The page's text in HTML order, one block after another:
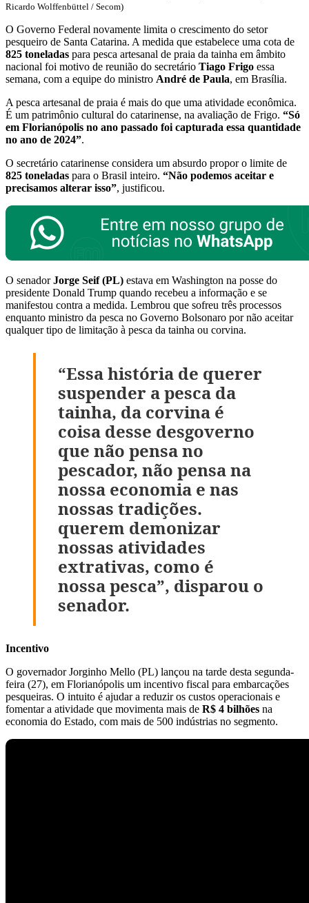
Ricardo Wolffenbüttel / Secom)
O Governo Federal novamente limita o crescimento do setor
pesqueiro de Santa Catarina. A medida que estabelece uma cota de
825 toneladas para pesca artesanal de praia da tainha em âmbito
nacional foi motivo de reunião do secretário Tiago Frigo essa
semana, com a equipe do ministro André de Paula, em Brasília.
A pesca artesanal de praia é mais do que uma atividade econômica.
É um patrimônio cultural do catarinense, na avaliação de Frigo. “Só
em Florianópolis no ano passado foi capturada essa quantidade
no ano de 2024”.
O secretário catarinense considera um absurdo propor o limite de
825 toneladas para o Brasil inteiro. “Não podemos aceitar e
precisamos alterar isso”, justificou.
O senadorJorge Seif (PL) estava em Washington na posse do
presidente Donald Trump quando recebeu a informação e se
manifestou contra a medida. Lembrou que sofreu três processos
enquanto ministro da pesca no Governo Bolsonaro por não aceitar
qualquer tipo de limitação à pesca da tainha ou corvina.
“Essa história de querer
suspender a pesca da
tainha, da corvina é
coisa desse desgoverno
que não pensa no
pescador, não pensa na
nossa economia e nas
nossas tradições.
querem demonizar
nossas atividades
extrativas, como é
nossa pesca”, disparou o
senador.
Incentivo
O governador Jorginho Mello (PL) lançou na tarde desta segunda-
feira (27), em Florianópolis um incentivo fiscal para embarcações
pesqueiras. O intuito é ajudar a reduzir os custos operacionais e
fomentar a atividade que movimenta mais de R$ 4 bilhões na
economia do Estado, com mais de 500 indústrias no segmento.